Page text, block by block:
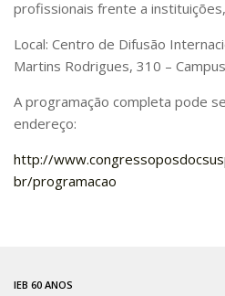
Pré-Iniciação Científica
GIP
Pró-Reitoria de
LABIEB
Extensão
Cursos
profissionais frente a
Local: Centro de Difusão
Martins Rodrigues, 310 –
A programação completa pode
endereço:
http://
br/programacao
IEB 60 ANOS